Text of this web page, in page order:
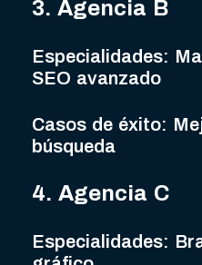
3. Agencia B
Especialidades:
SEO avanzado
Casos de éxito:
búsqueda
4. Agencia C
Especialidades: